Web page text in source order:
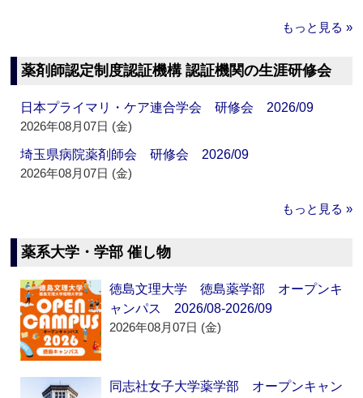
もっと見る »
薬剤師認定制度認証機構 認証機関の生涯研修会
日本プライマリ・ケア連合学会 研修会 2026/09
2026年08月07日 (金)
埼玉県病院薬剤師会 研修会 2026/09
2026年08月07日 (金)
もっと見る »
薬系大学・学部 催し物
徳島文理大学 徳島薬学部 オープンキ
ャンパス 2026/08-2026/09
2026年08月07日 (金)
同志社女子大学薬学部 オープンキャン